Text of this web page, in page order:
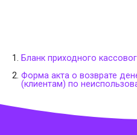
Бланк приходного
Форма акта о возврате
(клиентам) по